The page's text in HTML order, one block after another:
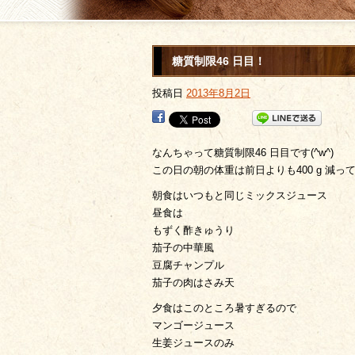
糖質制限46 日目！
投稿日 2013年8月2日
なんちゃって糖質制限46 日目です(^w^)
この日の朝の体重は前日よりも400 g 減っ
朝食はいつもと同じミックスジュース
昼食は
もずく酢きゅうり
茄子の中華風
豆腐チャンプル
茄子の肉はさみ天
夕食はこのところ暑すぎるので
マンゴージュース
生姜ジュースのみ